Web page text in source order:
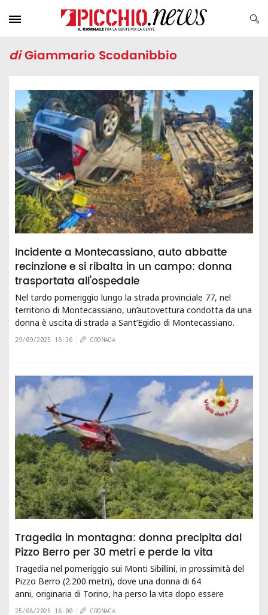
diGiammario Scodanibbio
Incidente a Montecassiano, auto abbatte
recinzione e si ribalta in un campo: donna
trasportata all'ospedale
Nel tardo pomeriggio lungo la strada provinciale 77, nel
territorio di Montecassiano, un’autovettura condotta da una
donna è uscita di strada a Sant’Egidio di Montecassiano.
Secondo le prime...
29/09/2025 18:36 CRONACA
Tragedia in montagna: donna precipita dal
Pizzo Berro per 30 metri e perde la vita
Tragedia nel pomeriggio sui Monti Sibillini, in prossimità del
Pizzo Berro (2.200 metri), dove una donna di 64
anni, originaria di Torino, ha perso la vita dopo essere
precipitata in un burrone per circa 30...
25/08/2025 16:00 CRONACA